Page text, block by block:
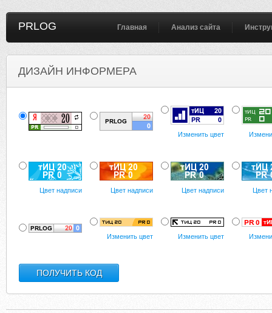
PRLOG Главная Анализ сайта
ДИЗАЙН ИНФОРМЕРА
Изменить цвет
Цвет надписи Цвет надписи Цвет надписи Цвет
Изменить цвет Изменить цвет